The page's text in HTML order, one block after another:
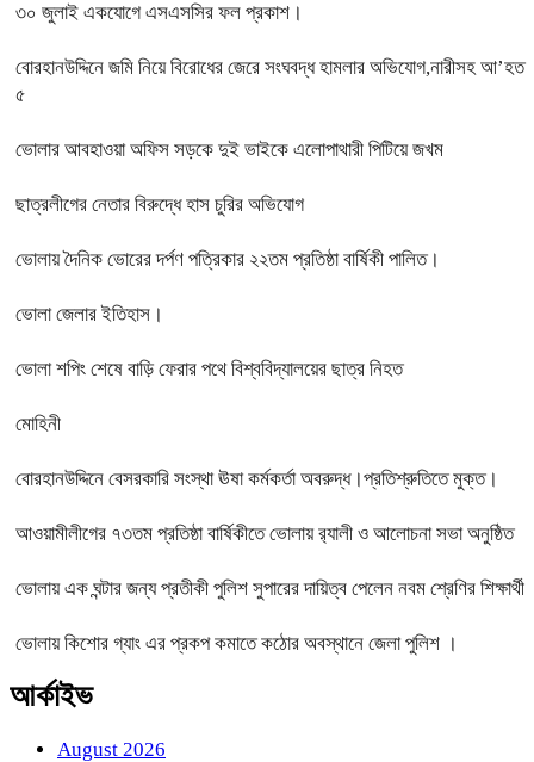
৩০ জুলাই একযোগে এসএসসির ফল প্রকাশ।
বোরহানউদ্দিনে জমি নিয়ে বিরোধের জেরে সংঘবদ্ধ হামলার অভিযোগ,নারীসহ আ’হত
৫
ভোলার আবহাওয়া অফিস সড়কে দুই ভাইকে এলোপাথারী পিটিয়ে জখম
ছাত্রলীগের নেতার বিরুদ্ধে হাস চুরির অভিযোগ
ভোলায় দৈনিক ভোরের দর্পণ পত্রিকার ২২তম প্রতিষ্ঠা বার্ষিকী পালিত।
ভোলা জেলার ইতিহাস।
ভোলা শপিং শেষে বাড়ি ফেরার পথে বিশ্ববিদ্যালয়ের ছাত্র নিহত
মোহিনী
বোরহানউদ্দিনে বেসরকারি সংস্থা ঊষা কর্মকর্তা অবরুদ্ধ।প্রতিশ্রুতিতে মুক্ত।
আওয়ামীলীগের ৭৩তম প্রতিষ্ঠা বার্ষিকীতে ভোলায় র‌্যালী ও আলোচনা সভা অনুষ্ঠিত
ভোলায় এক ঘন্টার জন্য প্রতীকী পুলিশ সুপারের দায়িত্ব পেলেন নবম শ্রেণির শিক্ষার্থী
ভোলায় কিশোর গ্যাং এর প্রকপ কমাতে কঠোর অবস্থানে জেলা পুলিশ ।
আর্কাইভ
August 2026